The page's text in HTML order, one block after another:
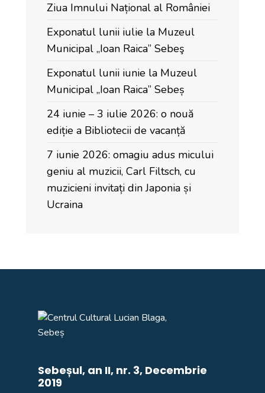
Ziua Imnului Național al României
Exponatul lunii iulie la Muzeul
Municipal „Ioan Raica” Sebeş
Exponatul lunii iunie la Muzeul
Municipal „Ioan Raica” Sebeș
24 iunie – 3 iulie 2026: o nouă
ediție a Bibliotecii de vacanță
7 iunie 2026: omagiu adus micului
geniu al muzicii, Carl Filtsch, cu
muzicieni invitați din Japonia și
Ucraina
Sebeșul, an II, nr. 3, Decembrie
2019